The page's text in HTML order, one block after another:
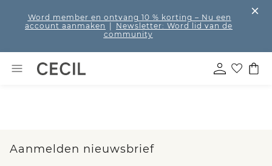
Word member en ontvang 10 % korting – Nu een
account aanmaken
Newsletter: Word lid van de
community
Aanmelden nieuwsbrief